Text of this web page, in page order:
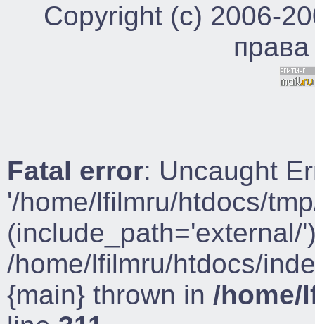
Copyright (c) 2006-
Fatal error: Uncaught
'/home/lfilmru/htdocs/
(include_path='external/
/home/lfilmru/htdocs/
{main} thrown in /home/